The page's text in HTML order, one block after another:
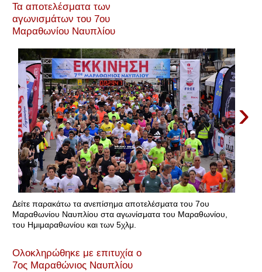
Τα αποτελέσματα των
αγωνισμάτων του 7ου
Μαραθωνίου Ναυπλίου
›
Δείτε παρακάτω τα ανεπίσημα αποτελέσματα του 7ου
Μαραθωνίου Ναυπλίου στα αγωνίσματα του Μαραθωνίου,
του Ημιμαραθωνίου και των 5χλμ.
Ολοκληρώθηκε με επιτυχία ο
7ος Μαραθώνιος Ναυπλίου